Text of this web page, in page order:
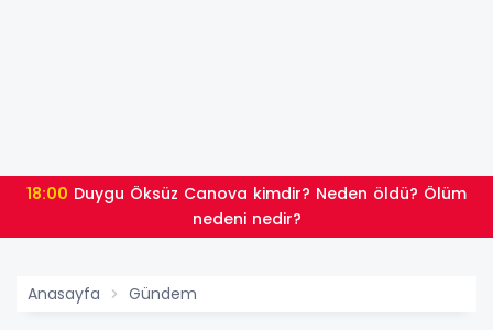
18:00
nedeni nedir?
Anasayfa Gündem